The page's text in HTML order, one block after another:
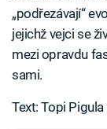
„podřezávají“
jejichž vejci se
mezi opravdu
sami.
Text: Topi Pigula